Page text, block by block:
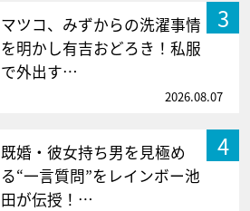
3
マツコ、みずからの洗濯事情
を明かし有吉おどろき！私服
で外出す…
2026.08.07
4
既婚・彼女持ち男を見極め
る“一言質問”をレインボー池
田が伝授！…